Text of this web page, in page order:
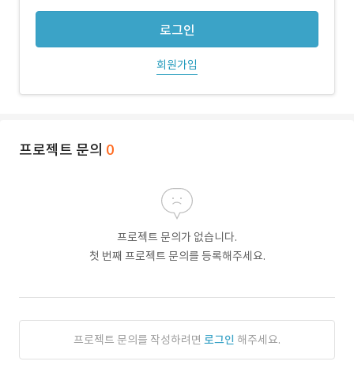
로그인
회원가입
프로젝트 문의 0
프로젝트 문의가 없습니다.
첫 번째 프로젝트 문의를 등록해주세요.
프로젝트 문의를 작성하려면 로그인 해주세요.